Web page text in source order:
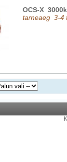
OCS-X
tarneaeg 3-4